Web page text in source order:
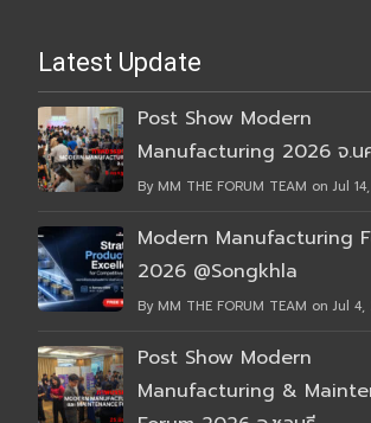
Latest Update
Post Show Modern
Manufacturing 2026 จ.น
By MM THE FORUM TEAM on Jul
Modern Manufacturing
2026 @Songkhla
By MM THE FORUM TEAM on Jul
Post Show Modern
Manufacturing &